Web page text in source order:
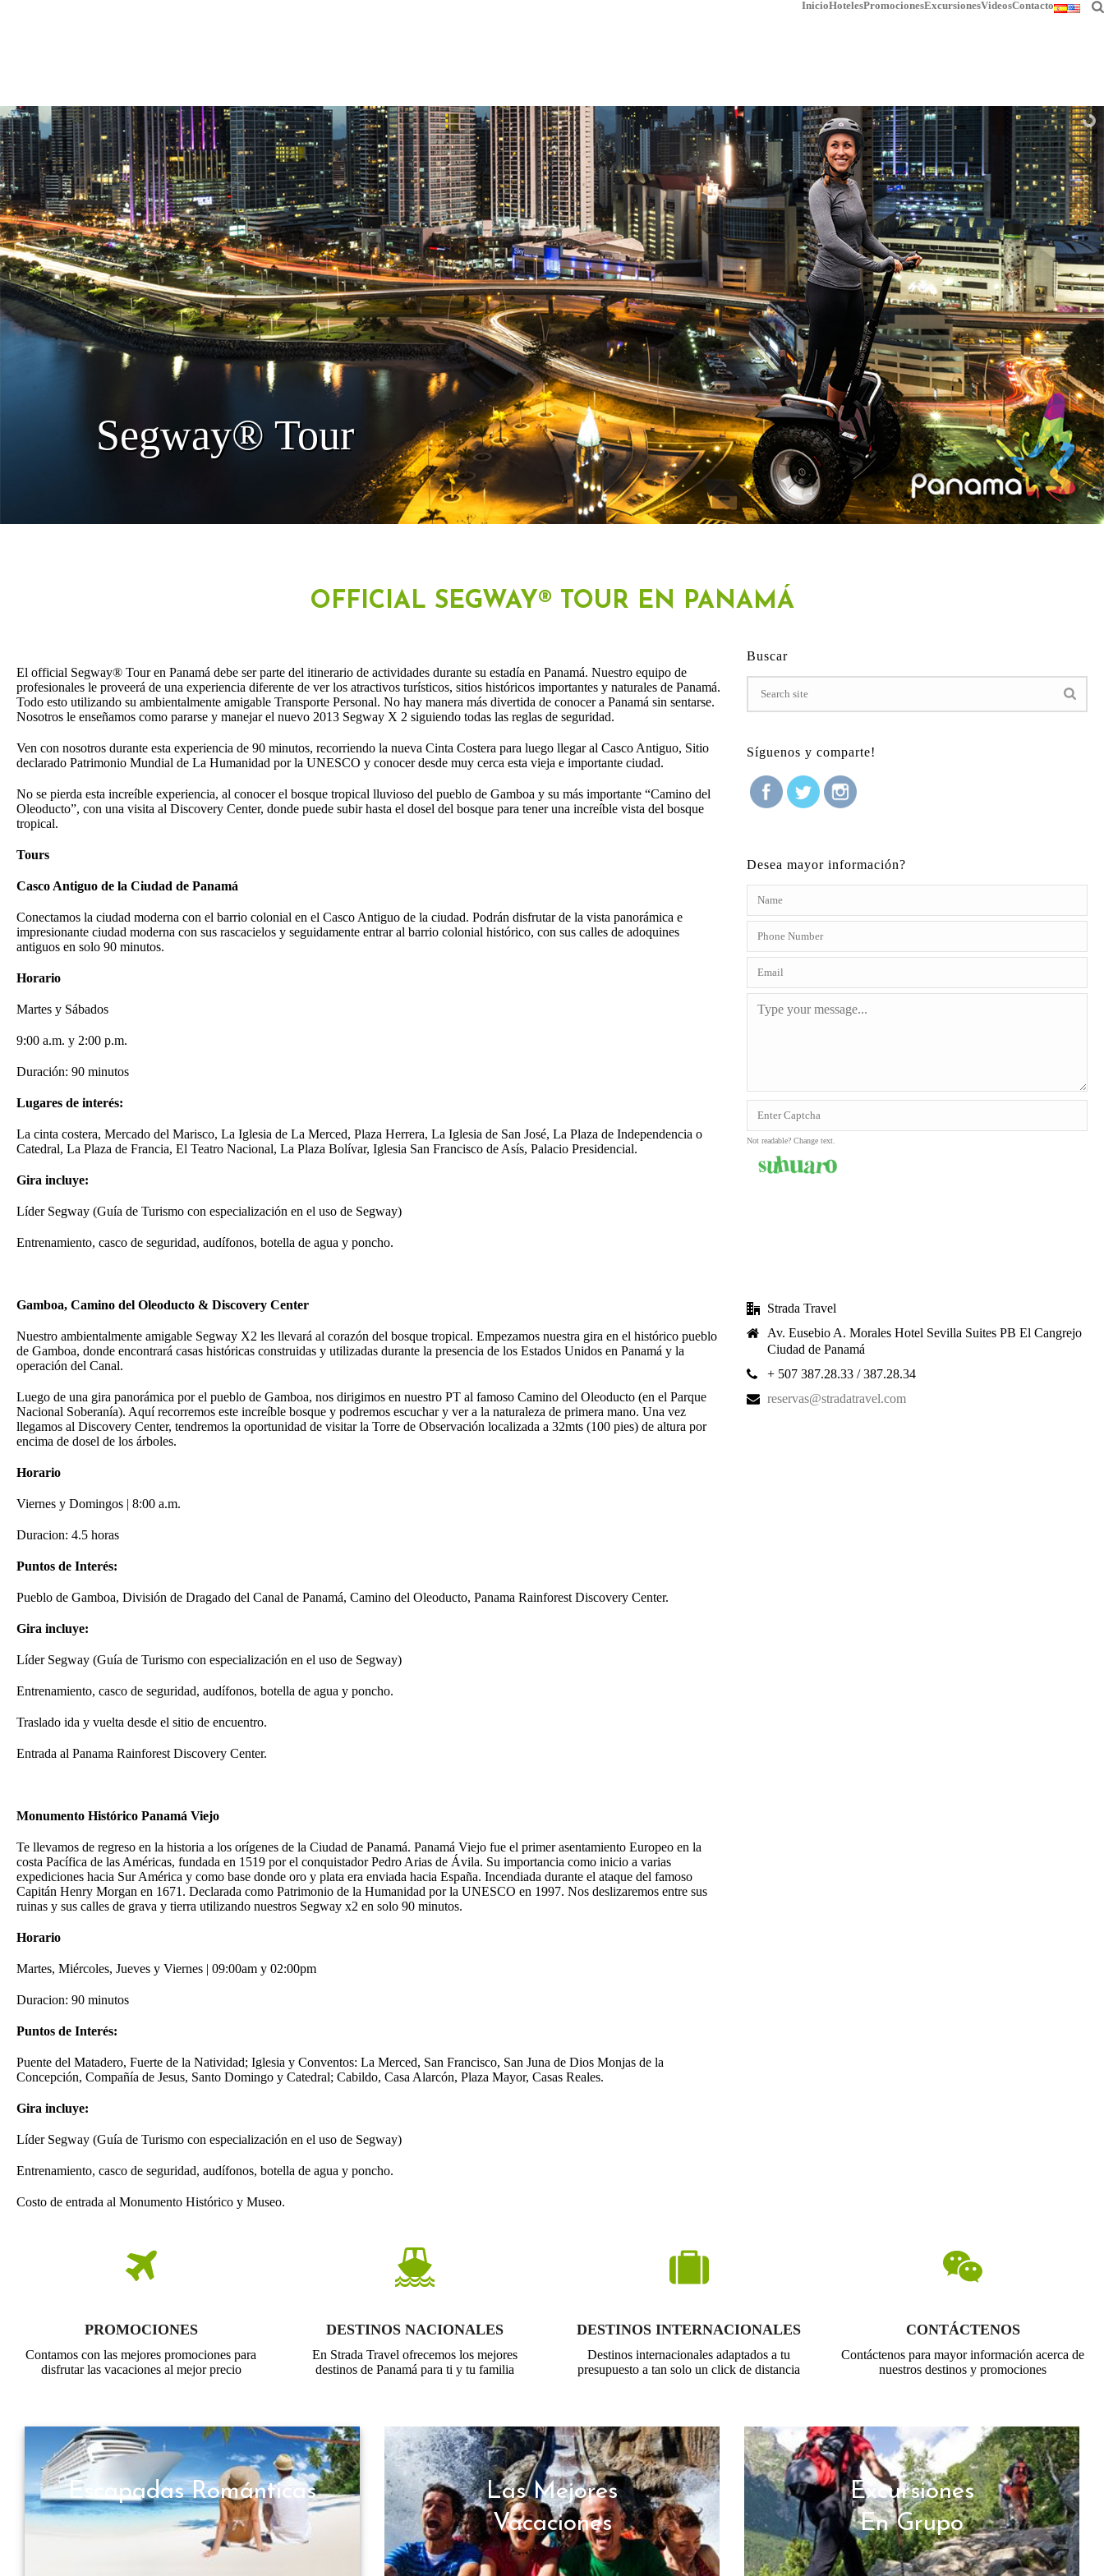
InicioHotelesPromocionesExcursionesVideosContacto
Segway® Tour
OFFICIAL SEGWAY® TOUR EN PANAMÁ
El official Segway® Tour en Panamá debe ser parte del itinerario de actividades durante su estadía en Panamá. Nuestro equipo de
profesionales le proveerá de una experiencia diferente de ver los atractivos turísticos, sitios históricos importantes y naturales de Panamá.
Todo esto utilizando su ambientalmente amigable Transporte Personal. No hay manera más divertida de conocer a Panamá sin sentarse.
Nosotros le enseñamos como pararse y manejar el nuevo 2013 Segway X 2 siguiendo todas las reglas de seguridad.
Ven con nosotros durante esta experiencia de 90 minutos, recorriendo la nueva Cinta Costera para luego llegar al Casco Antiguo, Sitio
declarado Patrimonio Mundial de La Humanidad por la UNESCO y conocer desde muy cerca esta vieja e importante ciudad.
No se pierda esta increíble experiencia, al conocer el bosque tropical lluvioso del pueblo de Gamboa y su más importante “Camino del
Oleoducto”, con una visita al Discovery Center, donde puede subir hasta el dosel del bosque para tener una increíble vista del bosque
tropical.
Tours
Casco Antiguo de la Ciudad de Panamá
Conectamos la ciudad moderna con el barrio colonial en el Casco Antiguo de la ciudad. Podrán disfrutar de la vista panorámica e
impresionante ciudad moderna con sus rascacielos y seguidamente entrar al barrio colonial histórico, con sus calles de adoquines
antiguos en solo 90 minutos.
Horario
Martes y Sábados
9:00 a.m. y 2:00 p.m.
Duración: 90 minutos
Lugares de interés:
La cinta costera, Mercado del Marisco, La Iglesia de La Merced, Plaza Herrera, La Iglesia de San José, La Plaza de Independencia o
Catedral, La Plaza de Francia, El Teatro Nacional, La Plaza Bolívar, Iglesia San Francisco de Asís, Palacio Presidencial.
Gira incluye:
Líder Segway (Guía de Turismo con especialización en el uso de Segway)
Entrenamiento, casco de seguridad, audífonos, botella de agua y poncho.
Gamboa, Camino del Oleoducto & Discovery Center
Nuestro ambientalmente amigable Segway X2 les llevará al corazón del bosque tropical. Empezamos nuestra gira en el histórico pueblo
de Gamboa, donde encontrará casas históricas construidas y utilizadas durante la presencia de los Estados Unidos en Panamá y la
operación del Canal.
Luego de una gira panorámica por el pueblo de Gamboa, nos dirigimos en nuestro PT al famoso Camino del Oleoducto (en el Parque
Nacional Soberanía). Aquí recorremos este increíble bosque y podremos escuchar y ver a la naturaleza de primera mano. Una vez
llegamos al Discovery Center, tendremos la oportunidad de visitar la Torre de Observación localizada a 32mts (100 pies) de altura por
encima de dosel de los árboles.
Horario
Viernes y Domingos | 8:00 a.m.
Duracion: 4.5 horas
Puntos de Interés:
Pueblo de Gamboa, División de Dragado del Canal de Panamá, Camino del Oleoducto, Panama Rainforest Discovery Center.
Gira incluye:
Líder Segway (Guía de Turismo con especialización en el uso de Segway)
Entrenamiento, casco de seguridad, audífonos, botella de agua y poncho.
Traslado ida y vuelta desde el sitio de encuentro.
Entrada al Panama Rainforest Discovery Center.
Monumento Histórico Panamá Viejo
Te llevamos de regreso en la historia a los orígenes de la Ciudad de Panamá. Panamá Viejo fue el primer asentamiento Europeo en la
costa Pacífica de las Américas, fundada en 1519 por el conquistador Pedro Arias de Ávila. Su importancia como inicio a varias
expediciones hacia Sur América y como base donde oro y plata era enviada hacia España. Incendiada durante el ataque del famoso
Capitán Henry Morgan en 1671. Declarada como Patrimonio de la Humanidad por la UNESCO en 1997. Nos deslizaremos entre sus
ruinas y sus calles de grava y tierra utilizando nuestros Segway x2 en solo 90 minutos.
Horario
Martes, Miércoles, Jueves y Viernes | 09:00am y 02:00pm
Duracion: 90 minutos
Puntos de Interés:
Puente del Matadero, Fuerte de la Natividad; Iglesia y Conventos: La Merced, San Francisco, San Juna de Dios Monjas de la
Concepción, Compañía de Jesus, Santo Domingo y Catedral; Cabildo, Casa Alarcón, Plaza Mayor, Casas Reales.
Gira incluye:
Líder Segway (Guía de Turismo con especialización en el uso de Segway)
Entrenamiento, casco de seguridad, audífonos, botella de agua y poncho.
Costo de entrada al Monumento Histórico y Museo.
Buscar
Síguenos y comparte!
Desea mayor información?
Not readable? Change text.
Strada Travel
Av. Eusebio A. Morales Hotel Sevilla Suites PB El Cangrejo
Ciudad de Panamá
+ 507 387.28.33 / 387.28.34
reservas@stradatravel.com
PROMOCIONES
Contamos con las mejores promociones para
disfrutar las vacaciones al mejor precio
DESTINOS NACIONALES
En Strada Travel ofrecemos los mejores
destinos de Panamá para ti y tu familia
DESTINOS INTERNACIONALES
Destinos internacionales adaptados a tu
presupuesto a tan solo un click de distancia
CONTÁCTENOS
Contáctenos para mayor información acerca de
nuestros destinos y promociones
Escapadas Románticas
Las Mejores
Vacaciones
Excursiones
En Grupo